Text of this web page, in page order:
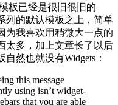
板已经是很旧很旧的
列的默认模板之上，简单
为我喜欢用稍微大一点的
太多，加上文章长了以后
然也就没有Widgets：
this message
using isn’t widget-
that you are able